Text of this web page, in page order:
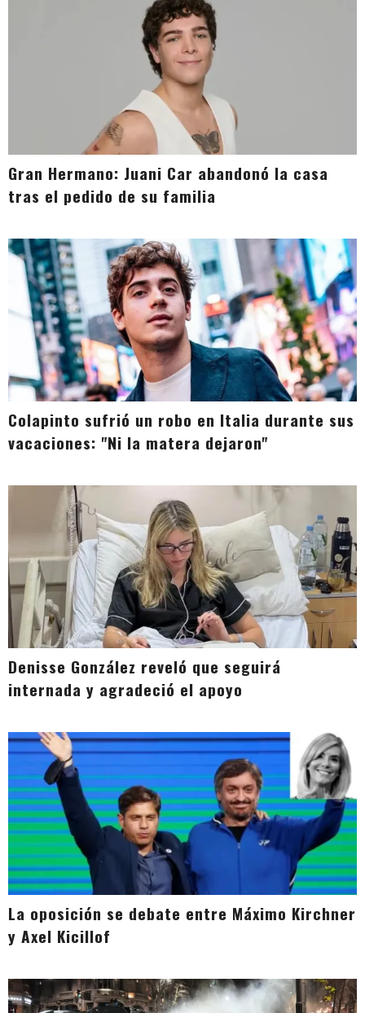
Gran Hermano: Juani Car abandonó la casa
tras el pedido de su familia
Colapinto sufrió un robo en Italia durante sus
vacaciones: "Ni la matera dejaron"
Denisse González reveló que seguirá
internada y agradeció el apoyo
La oposición se debate entre Máximo Kirchner
y Axel Kicillof